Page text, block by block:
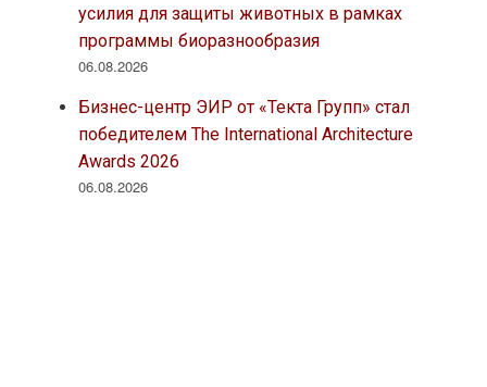
усилия для защиты животных в рамках
программы биоразнообразия
06.08.2026
Бизнес-центр ЭИР от «Текта Групп» стал
победителем The International Architecture
Awards 2026
06.08.2026